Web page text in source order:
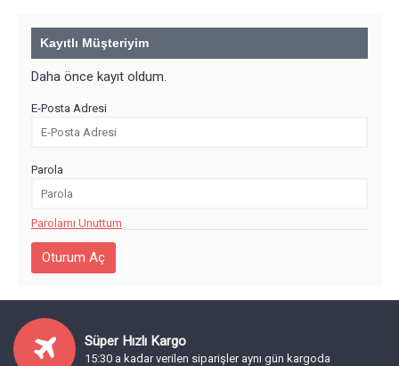
Kayıtlı Müşteriyim
Daha önce kayıt oldum.
E-Posta Adresi
Parola
Parolamı Unuttum
Süper Hızlı Kargo
15:30 a kadar verilen siparişler aynı gün kargoda